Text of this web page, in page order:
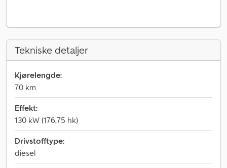
Tekniske detaljer
Kjørelengde:
70 km
Effekt:
130 kW (176,75 hk)
Drivstofftype:
diesel